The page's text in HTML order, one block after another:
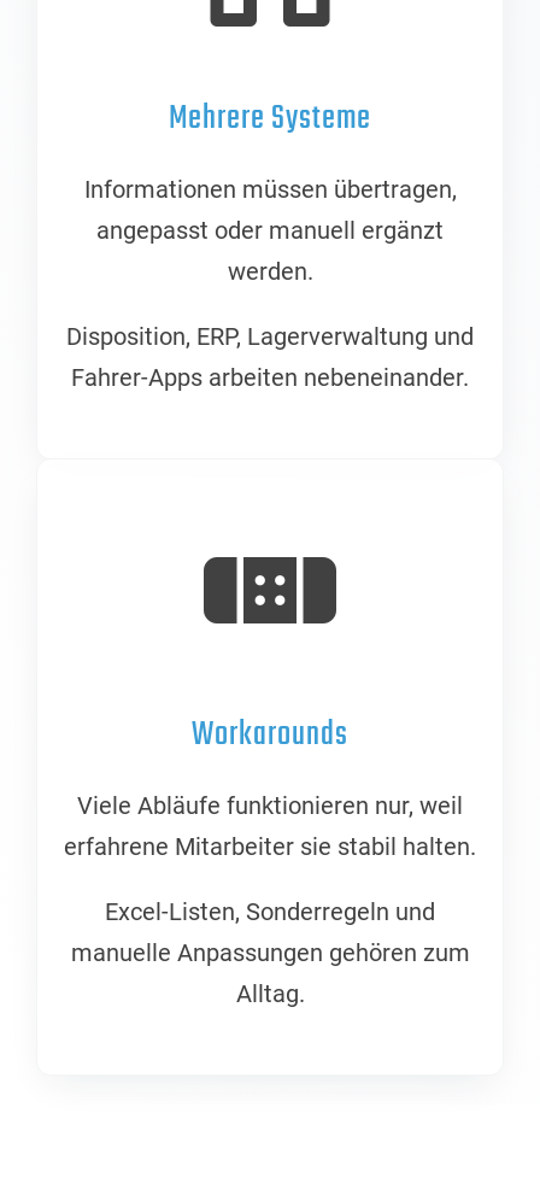
Mehrere Systeme
Informationen müssen übertragen,
angepasst oder manuell ergänzt
werden.
Disposition, ERP, Lagerverwaltung und
Fahrer-Apps arbeiten nebeneinander.
Workarounds
Viele Abläufe funktionieren nur, weil
erfahrene Mitarbeiter sie stabil halten.
Excel-Listen, Sonderregeln und
manuelle Anpassungen gehören zum
Alltag.